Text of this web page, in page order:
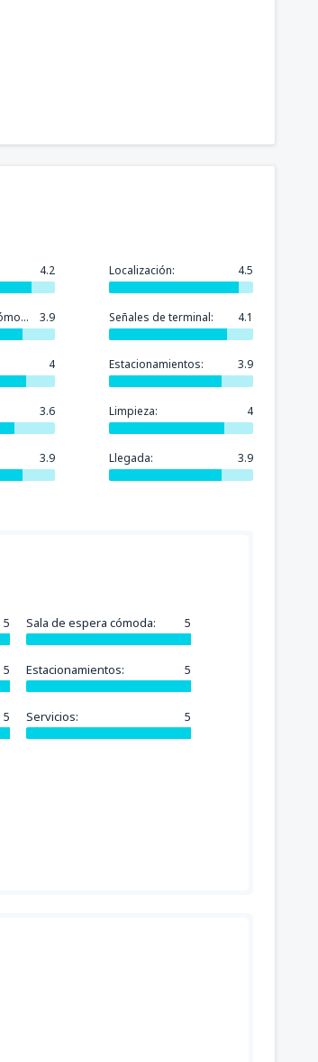
4.2 Localización: 4.5
Sala de espera cómoda: 3.9 Señales de terminal: 4.1
4 Estacionamientos: 3.9
3.6 Limpieza: 4
3.9 Llegada: 3.9
5 Sala de espera cómoda: 5
5 Estacionamientos: 5
5 Servicios: 5